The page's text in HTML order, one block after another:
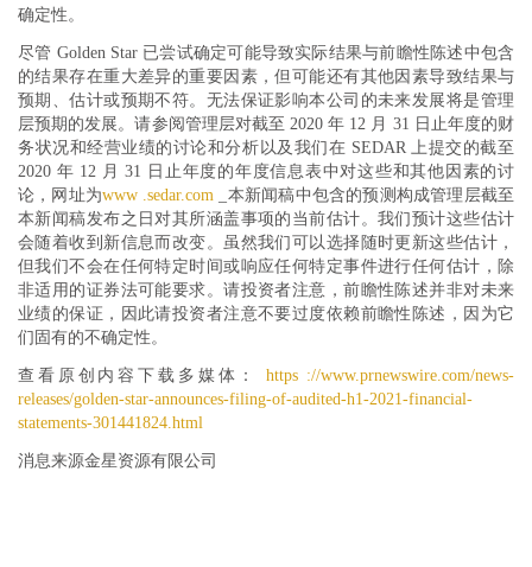
确定性。
尽管 Golden Star 已尝试确定可能导致实际结果与前瞻性陈述中包含
的结果存在重大差异的重要因素，但可能还有其他因素导致结果与
预期、估计或预期不符。无法保证影响本公司的未来发展将是管理
层预期的发展。请参阅管理层对截至 2020 年 12 月 31 日止年度的财
务状况和经营业绩的讨论和分析以及我们在 SEDAR 上提交的截至
2020 年 12 月 31 日止年度的年度信息表中对这些和其他因素的讨
论，网址为www .sedar.com
_本新闻稿中包含的预测构成管理层截至
本新闻稿发布之日对其所涵盖事项的当前估计。我们预计这些估计
会随着收到新信息而改变。虽然我们可以选择随时更新这些估计，
但我们不会在任何特定时间或响应任何特定事件进行任何估计，除
非适用的证券法可能要求。请投资者注意，前瞻性陈述并非对未来
业绩的保证，因此请投资者注意不要过度依赖前瞻性陈述，因为它
们固有的不确定性。
查看原创内容下载多媒体：https ://www.prnewswire.com/news-
releases/golden-star-announces-filing-of-audited-h1-2021-financial-
statements-301441824.html
消息来源金星资源有限公司